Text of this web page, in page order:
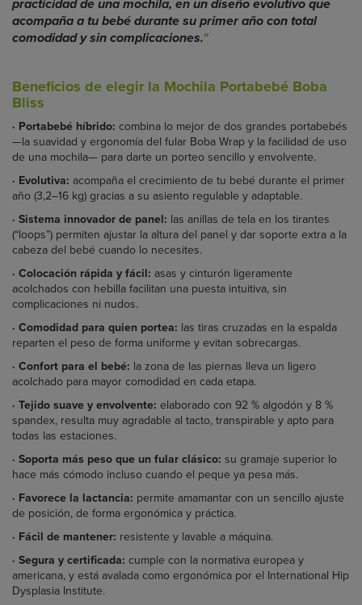
practicidad de una mochila, en un diseño evolutivo que
acompaña a tu bebé durante su primer año con total
comodidad y sin complicaciones."
Beneficios de elegir la Mochila Portabebé Boba
Bliss
· Portabebé híbrido: combina lo mejor de dos grandes portabebés
—la suavidad y ergonomía del fular Boba Wrap y la facilidad de uso
de una mochila— para darte un porteo sencillo y envolvente.
· Evolutiva: acompaña el crecimiento de tu bebé durante el primer
año (3,2–16 kg) gracias a su asiento regulable y adaptable.
· Sistema innovador de panel: las anillas de tela en los tirantes
(“loops”) permiten ajustar la altura del panel y dar soporte extra a la
cabeza del bebé cuando lo necesites.
· Colocación rápida y fácil: asas y cinturón ligeramente
acolchados con hebilla facilitan una puesta intuitiva, sin
complicaciones ni nudos.
· Comodidad para quien portea: las tiras cruzadas en la espalda
reparten el peso de forma uniforme y evitan sobrecargas.
· Confort para el bebé: la zona de las piernas lleva un ligero
acolchado para mayor comodidad en cada etapa.
· Tejido suave y envolvente: elaborado con 92 % algodón y 8 %
spandex, resulta muy agradable al tacto, transpirable y apto para
todas las estaciones.
· Soporta más peso que un fular clásico: su gramaje superior lo
hace más cómodo incluso cuando el peque ya pesa más.
· Favorece la lactancia: permite amamantar con un sencillo ajuste
de posición, de forma ergonómica y práctica.
· Fácil de mantener: resistente y lavable a máquina.
· Segura y certificada: cumple con la normativa europea y
americana, y está avalada como ergonómica por el International Hip
Dysplasia Institute.